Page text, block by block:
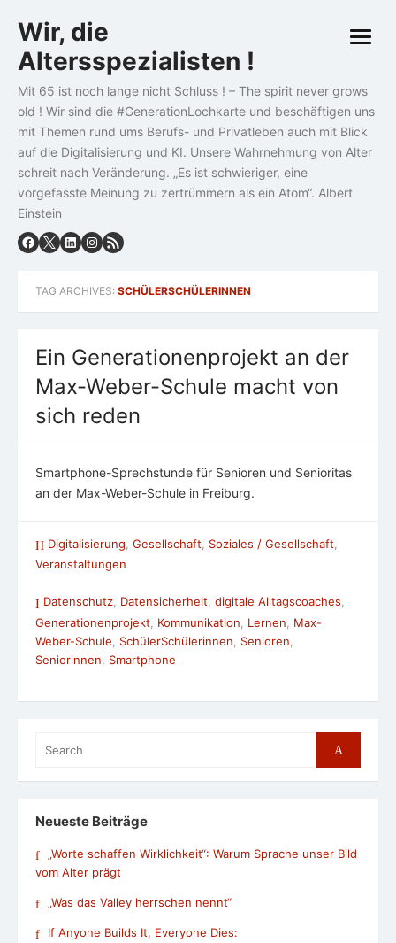
to
content
Wir, die
Altersspezialisten !
Mit 65 ist noch lange nicht Schluss ! – The spirit never grows
old ! Wir sind die #GenerationLochkarte und beschäftigen uns
mit Themen rund ums Berufs- und Privatleben auch mit Blick
auf die Digitalisierung und KI. Unsere Wahrnehmung von Alter
schreit nach Veränderung. „Es ist schwieriger, eine
vorgefasste Meinung zu zertrümmern als ein Atom“. Albert
Einstein
open
TAG ARCHIVES: SCHÜLERSCHÜLERINNEN
Ein Generationenprojekt an der
Max-Weber-Schule macht von
sich reden
Smartphone-Sprechstunde für Senioren und Senioritas
an der Max-Weber-Schule in Freiburg.
Digitalisierung Gesellschaft Soziales / Gesellschaft
Veranstaltungen
Datenschutz, Datensicherheit, digitale Alltagscoaches,
Generationenprojekt
Kommunikation Lernen
Max-
Weber-Schule
SchülerSchülerinnen Senioren
Seniorinnen
Smartphone
for:
Search
Neueste Beiträge
„Worte schaffen Wirklichkeit“: Warum Sprache unser Bild
vom Alter prägt
„Was das Valley herrschen nennt“
If Anyone Builds It, Everyone Dies: